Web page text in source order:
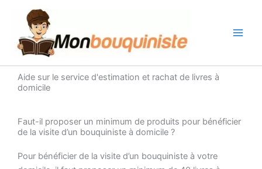
contenu
Aide sur le service d'estimation et rachat de livres à
domicile
Faut-il proposer un minimum de produits pour bénéficier
de la visite d’un bouquiniste à domicile ?
Pour bénéficier de la visite d’un bouquiniste à votre